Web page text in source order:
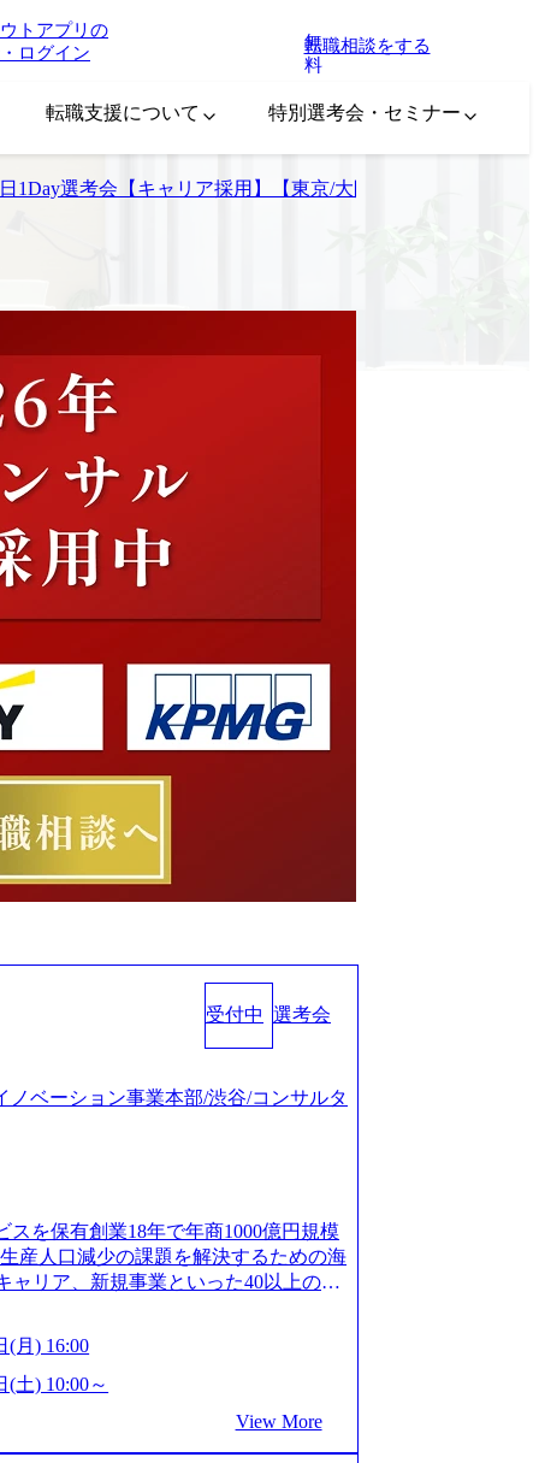
トアプリの
ログイン
無
料
転職相談をする
転職支援について 特別選考会・セミナー
1Day選考会【キャリア採用】【東京/大阪/福岡】
受付中 選考会
ノベーション事業本部/渋谷/コンサルタ
を保有創業18年で年商1000億円規模
産人口減少の課題を解決するための海
リア、新規事業といった40以上の事
り、事業創造の自由度が高い https://st
public/images/20240925162633_7
レバレジーズ株式会社 会社説
「カルチャー」など、レバレジーズの
) レバレジーズグローバル、
(月) 16:00
(土) 10:00～
View More